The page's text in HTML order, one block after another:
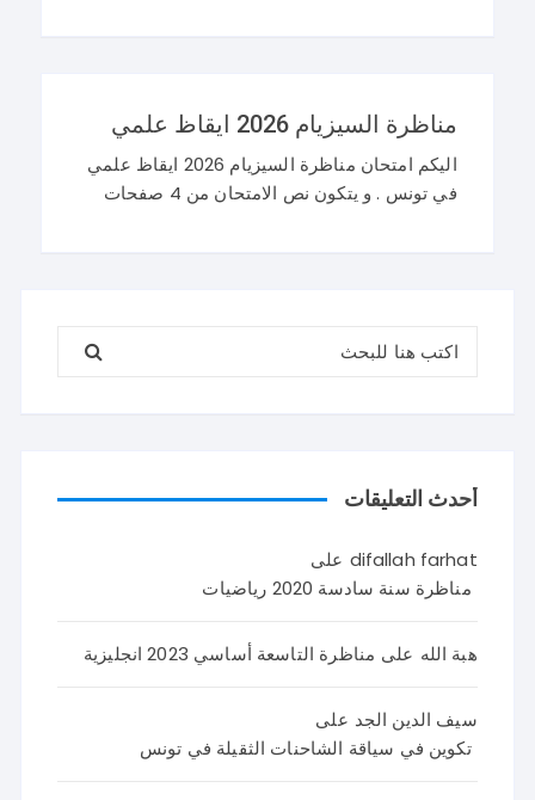
مناظرة السيزيام 2026 ايقاظ علمي
اليكم امتحان مناظرة السيزيام 2026 ايقاظ علمي
في تونس . و يتكون نص الامتحان من 4 صفحات
البحث عن:
أحدث التعليقات
difallah farhat على
مناظرة سنة سادسة 2020 رياضيات
هبة الله على مناظرة التاسعة أساسي 2023 انجليزية
سيف الدين الجد على
تكوين في سياقة الشاحنات الثقيلة في تونس